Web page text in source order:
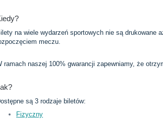
na wiele wydarzeń sportowych nie są drukowane
meczu.
ramach naszej 100% gwarancji zapewniamy, że
są 3 rodzaje biletów:
Fizyczny